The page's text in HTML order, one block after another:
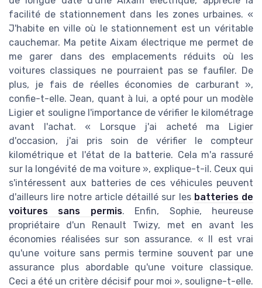
facilité de stationnement dans les zones urbaines. «
J'habite en ville où le stationnement est un véritable
cauchemar. Ma petite Aixam électrique me permet de
me garer dans des emplacements réduits où les
voitures classiques ne pourraient pas se faufiler. De
plus, je fais de réelles économies de carburant »,
confie-t-elle. Jean, quant à lui, a opté pour un modèle
Ligier et souligne l'importance de vérifier le kilométrage
avant l'achat. « Lorsque j'ai acheté ma Ligier
d'occasion, j'ai pris soin de vérifier le compteur
kilométrique et l'état de la batterie. Cela m'a rassuré
sur la longévité de ma voiture », explique-t-il. Ceux qui
s'intéressent aux batteries de ces véhicules peuvent
d'ailleurs lire notre article détaillé sur les batteries de
voitures sans permis. Enfin, Sophie, heureuse
propriétaire d'un Renault Twizy, met en avant les
économies réalisées sur son assurance. « Il est vrai
qu'une voiture sans permis termine souvent par une
assurance plus abordable qu'une voiture classique.
Ceci a été un critère décisif pour moi », souligne-t-elle.